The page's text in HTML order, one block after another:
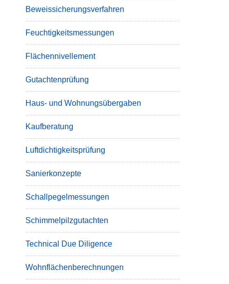
Beweissicherungsverfahren
Feuchtigkeitsmessungen
Flächennivellement
Gutachtenprüfung
Haus- und Wohnungsübergaben
Kaufberatung
Luftdichtigkeitsprüfung
Sanierkonzepte
Schallpegelmessungen
Schimmelpilzgutachten
Technical Due Diligence
Wohnflächenberechnungen